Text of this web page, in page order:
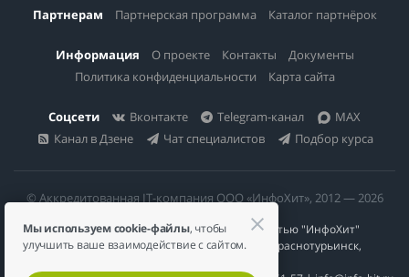
Партнерам Партнерская программа Каталог партнёрок
Информация О проекте Контакты
Документы
Политика конфиденциальности
Карта сайта
Соцсети Вконтакте Telegram-канал
MAX
Канал в Дзене
Чат специалистов Подбор курса
© Аккредитованная IT-компания ООО «ИнфоХит», 2012 — 2026
Общество с ограниченной ответственностью "ИнфоХит"
624446, Россия, Свердловская область, г. Краснотурьинск,
Мы используем cookie-файлы, чтобы
улучшить ваше взаимодействие с сайтом.